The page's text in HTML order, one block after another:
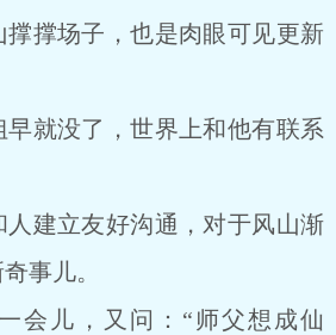
撑场子，也是肉眼可见更新
早就没了，世界上和他有联系
建立友好沟通，对于风山渐
事儿。
会儿，又问：“师父想成仙